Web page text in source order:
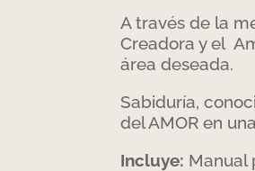
A través de la
Creadora y el
área deseada.
Sabiduría,
del AMOR en
Incluye: Manual